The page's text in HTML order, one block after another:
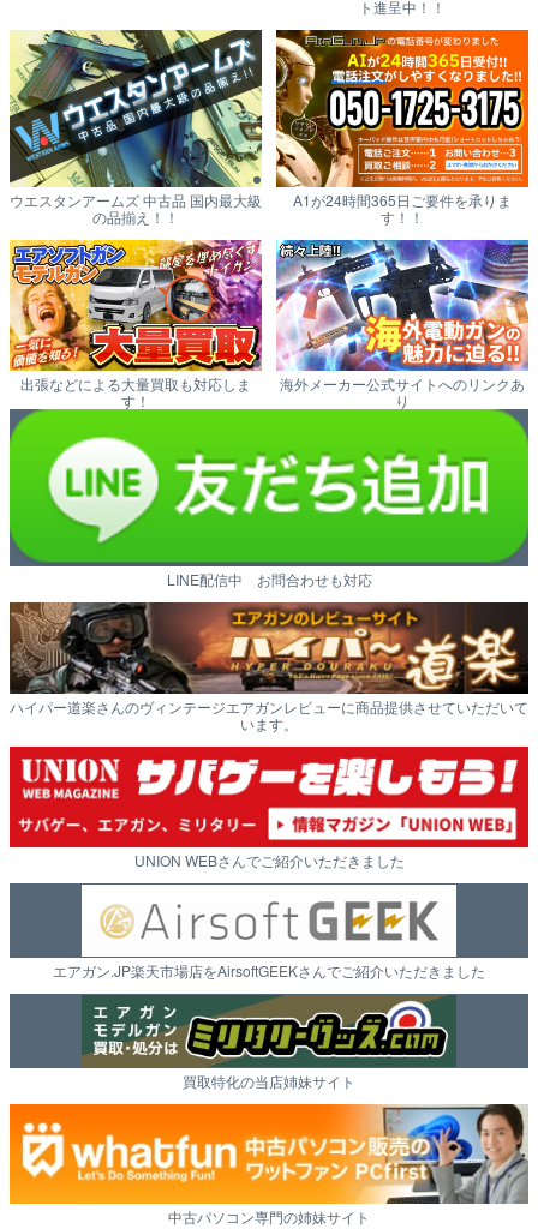
ト進呈中！！
ウエスタンアームズ 中古品 国内最大級
の品揃え！！
A1が24時間365日ご要件を承りま
す！！
出張などによる大量買取も対応しま
す！
海外メーカー公式サイトへのリンクあ
り
LINE配信中 お問合わせも対応
ハイパー道楽さんのヴィンテージエアガンレビューに商品提供させていただいて
います。
UNION WEBさんでご紹介いただきました
エアガン.JP楽天市場店をAirsoftGEEKさんでご紹介いただきました
買取特化の当店姉妹サイト
中古パソコン専門の姉妹サイト